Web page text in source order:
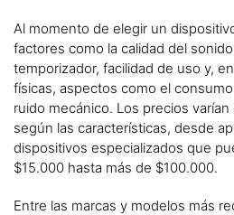
Al momento de elegir un
factores como la calidad del
temporizador, facilidad de uso y,
físicas, aspectos como el
ruido mecánico. Los precios
según las características, desde
dispositivos especializados que
$15.000 hasta más de $100.000.
Entre las marcas y modelos más